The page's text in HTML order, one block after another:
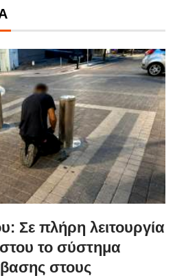
Σε πλήρη λειτουργία
το σύστημα
στους